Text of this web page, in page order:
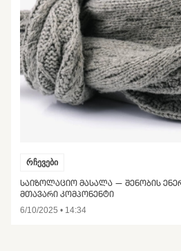
რჩევები
ᲡᲐᲘᲖᲝᲚᲐᲪᲘᲝ ᲛᲐᲡᲐᲚᲐ — ᲨᲔᲜᲝᲑᲘᲡ
ᲛᲗᲐᲕᲐᲠᲘ ᲙᲝᲛᲞᲝᲜᲔᲜᲢᲘ
6/10/2025 • 14:34